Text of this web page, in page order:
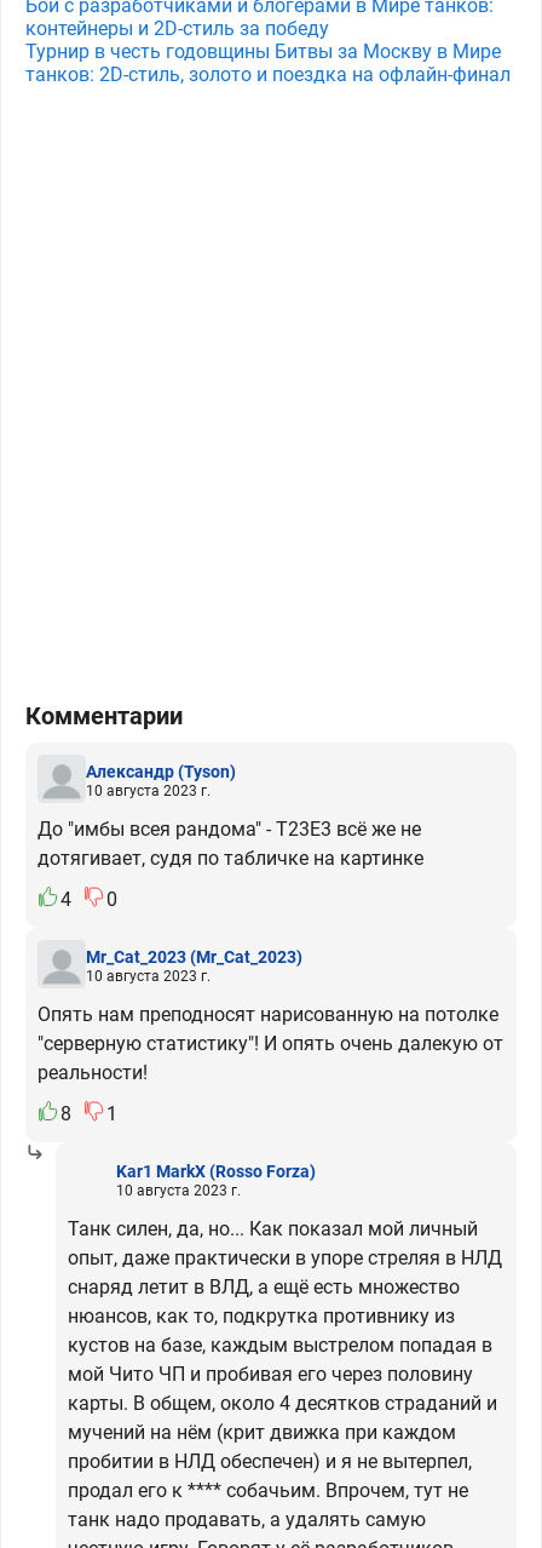
Бои с разработчиками и блогерами в Мире танков:
контейнеры и 2D-стиль за победу
Турнир в честь годовщины Битвы за Москву в Мире
танков: 2D-стиль, золото и поездка на офлайн-финал
Комментарии
Александр(Tyson)
10 августа 2023 г.
До "имбы всея рандома" - Т23Е3 всё же не
дотягивает, судя по табличке на картинке
4
0
Mr_Cat_2023(Mr_Cat_2023)
10 августа 2023 г.
Опять нам преподносят нарисованную на потолке
"серверную статистику"! И опять очень далекую от
реальности!
8
1
Kar1 MarkX(Rosso Forza)
10 августа 2023 г.
Танк силен, да, но... Как показал мой личный
опыт, даже практически в упоре стреляя в НЛД
снаряд летит в ВЛД, а ещё есть множество
нюансов, как то, подкрутка противнику из
кустов на базе, каждым выстрелом попадая в
мой Чито ЧП и пробивая его через половину
карты. В общем, около 4 десятков страданий и
мучений на нём (крит движка при каждом
пробитии в НЛД обеспечен) и я не вытерпел,
продал его к **** собачьим. Впрочем, тут не
танк надо продавать, а удалять самую